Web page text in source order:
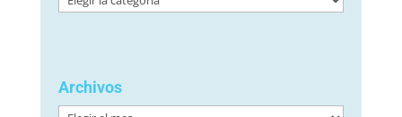
Archivos